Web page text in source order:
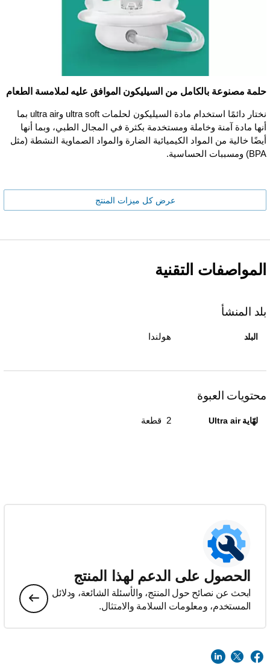
حلمة مصنوعة بالكامل من السيليكون الموافق عليه لملامسة الطعام
نختار دائمًا استخدام مادة السيليكون لحلمات ultra soft وultra air بما
أنها مادة آمنة وخاملة ومستخدمة بكثرة في المجال الطبي، وبما أنها
أيضًا خالية من المواد الكيميائية الضارة والمواد الصماوية النشطة (مثل
BPA) ومسببات الحساسية.
عرض كل ميزات المنتج
المواصفات التقنية
بلد المنشأ
البلد هولندا
محتويات العبوة
لهّاية Ultra air 2 قطعة
الحصول على الدعم لهذا المنتج
ابحث عن نصائح حول المنتج، والأسئلة الشائعة، ودلائل
المستخدم، ومعلومات السلامة والامتثال.